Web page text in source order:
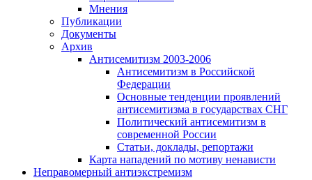
Мнения
Публикации
Документы
Архив
Антисемитизм 2003-2006
Антисемитизм в Российской
Федерации
Основные тенденции проявлений
антисемитизма в государствах СНГ
Политический антисемитизм в
современной России
Статьи, доклады, репортажи
Карта нападений по мотиву ненависти
Неправомерный антиэкстремизм